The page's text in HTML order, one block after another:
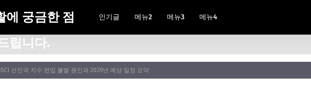
에 궁금한 점
립니다.
인기글 메뉴2 메뉴3 메뉴4
선진국 지수 편입 불발 원인과 2029년 예상 일정 요약